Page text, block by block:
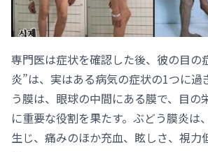
専門医は症状を確認した後、彼の目の
炎”は、実はある病気の症状の1つに過
う膜は、眼球の中間にある膜で、目の
に重要な役割を果たす。ぶどう膜炎は
生じ、痛みのほか充血、眩しさ、視力